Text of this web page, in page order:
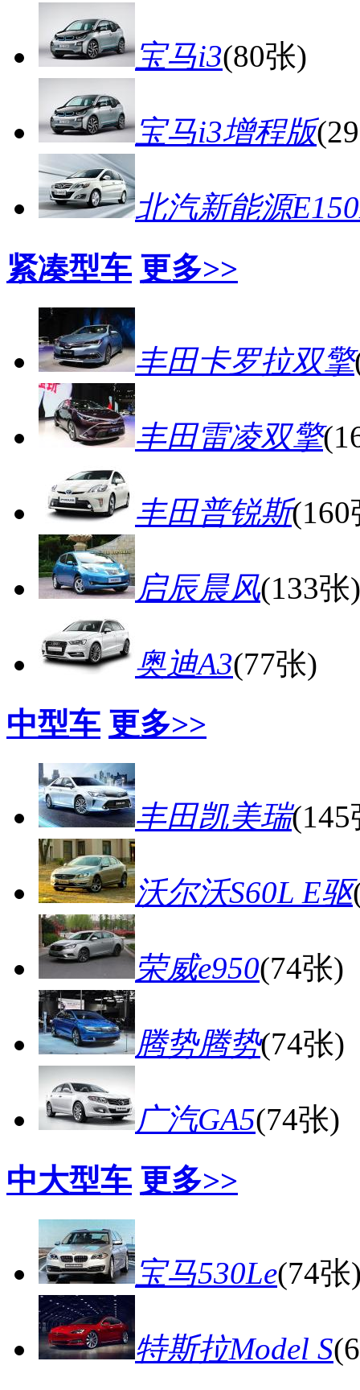
宝马i3(80张)
宝马i3增程版
北汽新能源
紧凑型车 更多>>
丰田卡罗拉双擎
丰田雷凌双擎
丰田普锐斯(160
启辰晨风(133张)
奥迪A3(77张)
中型车 更多>>
丰田凯美瑞(145
沃尔沃S60L E驱
荣威e950(74张)
腾势腾势(74张)
广汽GA5(74张)
中大型车 更多>>
宝马530Le(74张
特斯拉Model S